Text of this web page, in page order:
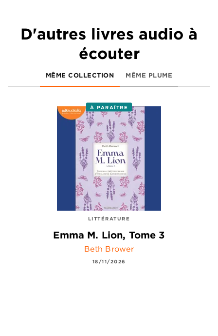
D'autres livres audio à
écouter
MÊME COLLECTION MÊME PLUME
À PARAÎTRE
LITTÉRATURE
Emma M. Lion, Tome 3
Beth Brower
18/11/2026